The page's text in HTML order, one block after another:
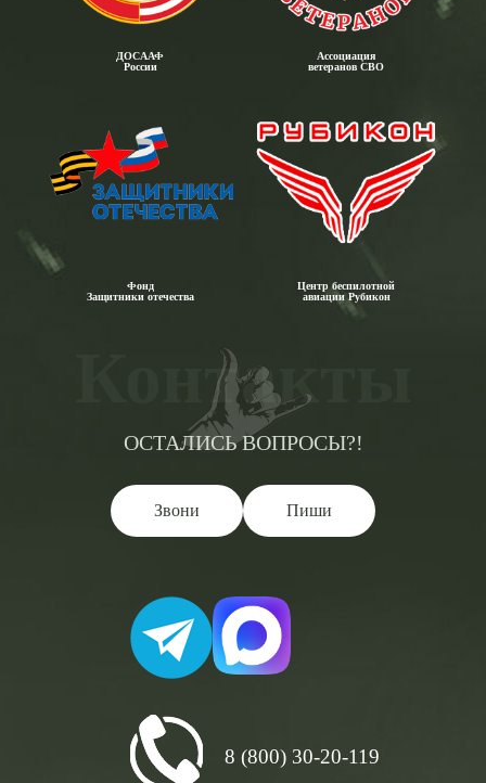
ДОСААФ
России
Ассоциация
ветеранов СВО
Фонд
Защитники отечества
Центр беспилотной
авиации Рубикон
Контакты
ОСТАЛИСЬ ВОПРОСЫ?!
Звони Пиши
8 (800) 30-20-119